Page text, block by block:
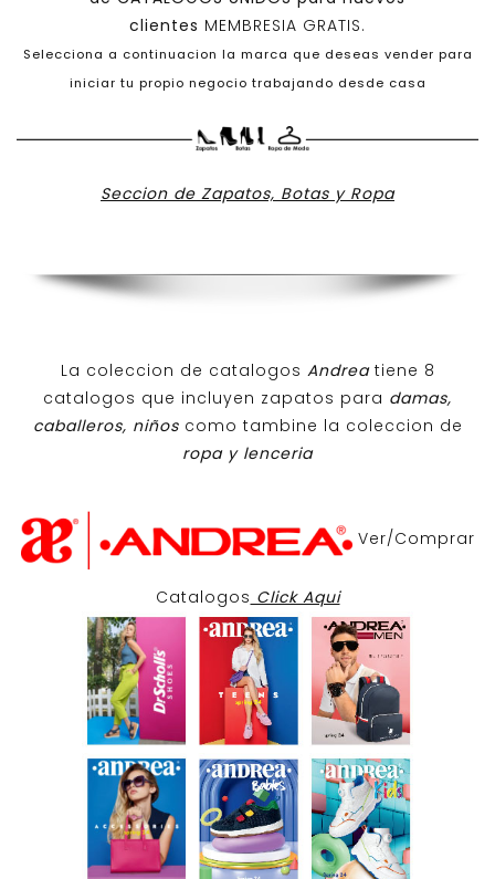
clientes MEMBRESIA GRATIS.
Selecciona a continuacion la marca que deseas vender para
iniciar tu propio negocio trabajando desde casa
Seccion de Zapatos, Botas y Ropa
La coleccion de catalogos Andreatiene 8
catalogos que incluyen zapatos para damas,
caballeros, niños como tambine la coleccion de
ropa y lenceria
Ver/Comprar
Catalogos Click Aqui